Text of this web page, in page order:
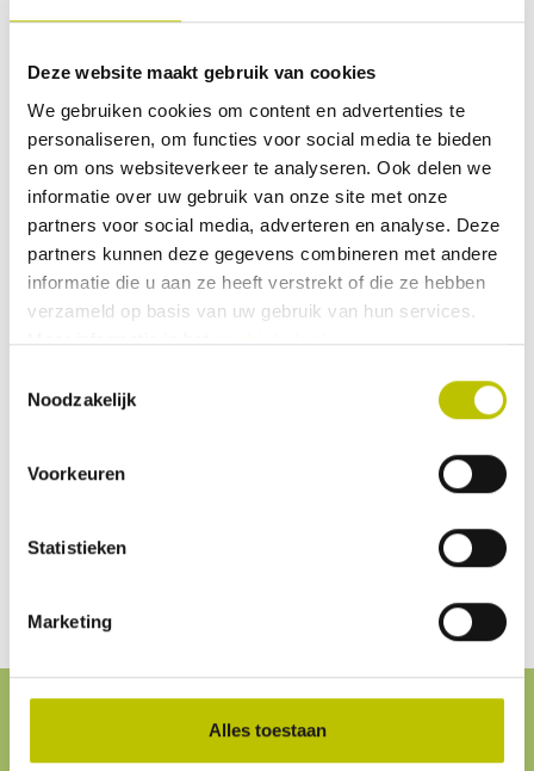
Deze website maakt gebruik van cookies
We gebruiken cookies om content en advertenties te
personaliseren, om functies voor social media te bieden
en om ons websiteverkeer te analyseren. Ook delen we
informatie over uw gebruik van onze site met onze
partners voor social media, adverteren en analyse. Deze
partners kunnen deze gegevens combineren met andere
informatie die u aan ze heeft verstrekt of die ze hebben
verzameld op basis van uw gebruik van hun services.
Meer informatie in hetcookiebeleid.
Noodzakelijk
Voorkeuren
Statistieken
Marketing
Alles toestaan
Deel je ervaringen met andere klanten.
Beoordeling schrijven
Harm
Uitstekende service. Goede kwaliteit en werkend.
March 12, 2020 08:26
& contact